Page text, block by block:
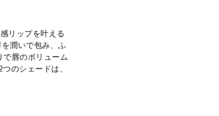
リップを叶える
潤いで包み、ふ
で唇のボリューム
のシェードは、